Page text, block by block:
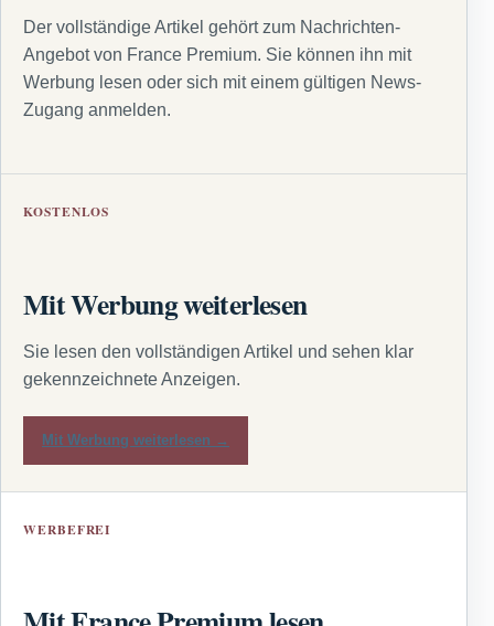
Der vollständige Artikel gehört zum Nachrichten-
Angebot von France Premium. Sie können ihn mit
Werbung lesen oder sich mit einem gültigen News-
Zugang anmelden.
KOSTENLOS
Mit Werbung weiterlesen
Sie lesen den vollständigen Artikel und sehen klar
gekennzeichnete Anzeigen.
Mit Werbung weiterlesen →
WERBEFREI